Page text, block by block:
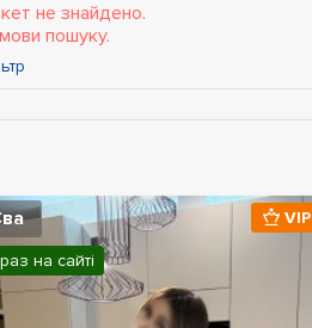
не знайдено.
пошуку.
VIP
на сайті